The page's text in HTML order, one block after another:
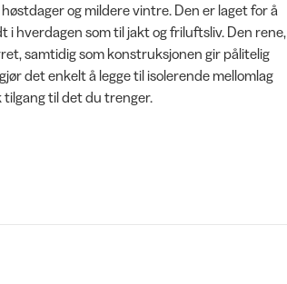
og mildere vintre. Den er laget for å
hverdagen som til jakt og friluftsliv. Den rene,
samtidig som konstruksjonen gir pålitelig
det enkelt å legge til isolerende mellomlag
til det du trenger.